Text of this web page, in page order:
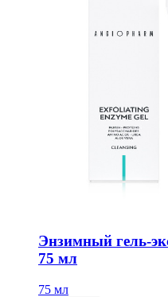
Энзимный гель-
75 мл
75 мл